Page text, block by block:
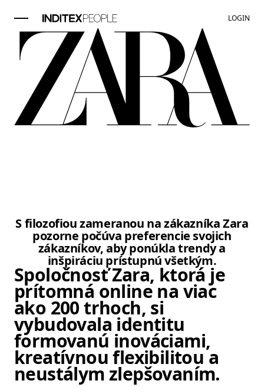
LOGIN
S filozofiou zameranou na zákazníka Zara
pozorne počúva preferencie svojich
zákazníkov, aby ponúkla trendy a
inšpiráciu prístupnú všetkým.
Spoločnosť Zara, ktorá je
prítomná online na viac
ako 200 trhoch, si
vybudovala identitu
formovanú inováciami,
kreatívnou flexibilitou a
neustálym zlepšovaním.